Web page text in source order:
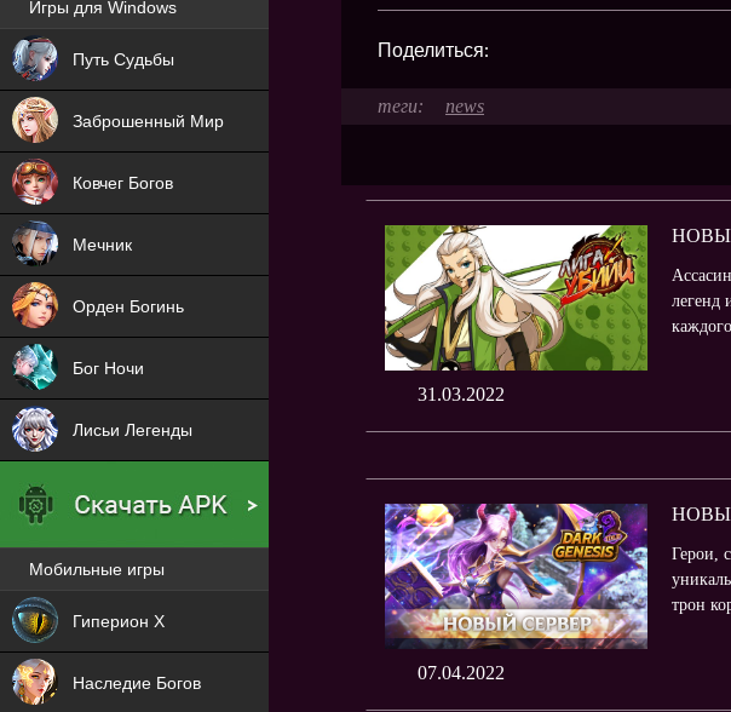
Поделиться:
news
31.03.2022
легенд
07.04.2022
Герои,
трон
Игры для Windows
Путь Судьбы
Заброшенный Мир
NEW
Ковчег Богов
Мечник
Орден Богинь
Бог Ночи
Лисьи Легенды
Мобильные игры
Гиперион Х
Наследие Богов
NEW